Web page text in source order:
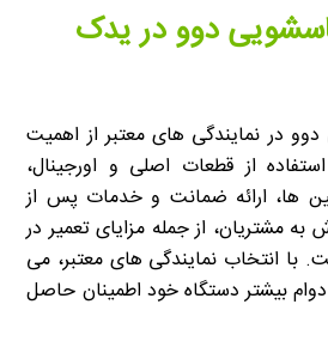
دوو در یدک
در نمایندگی های معتبر از اهمیت
از قطعات اصلی و اورجینال،
ها، ارائه ضمانت و خدمات پس از
مشتریان، از جمله مزایای تعمیر در
با انتخاب نمایندگی های معتبر، می
دوام بیشتر دستگاه خود اطمینان حاصل